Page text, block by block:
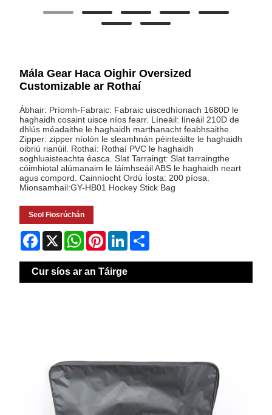
Mála Gear Haca Oighir Oversized
Customizable ar Rothaí
Ábhair: Príomh-Fabraic: Fabraic uiscedhíonach 1680D le
haghaidh cosaint uisce níos fearr. Líneáil: líneáil 210D de
dhlús méadaithe le haghaidh marthanacht feabhsaithe.
Zipper: zipper níolón le sleamhnán péinteáilte le haghaidh
oibriú rianúil. Rothaí: Rothaí PVC le haghaidh
soghluaisteachta éasca. Slat Tarraingt: Slat tarraingthe
cóimhiotal alúmanaim le láimhseáil ABS le haghaidh neart
agus compord. Cainníocht Ordú Íosta: 200 píosa.
Mionsamhail:GY-HB01 Hockey Stick Bag
Seol Fiosrúchán
Facebook
X WhatsAppPinterestLinkedIn
Cur síos ar an Táirge